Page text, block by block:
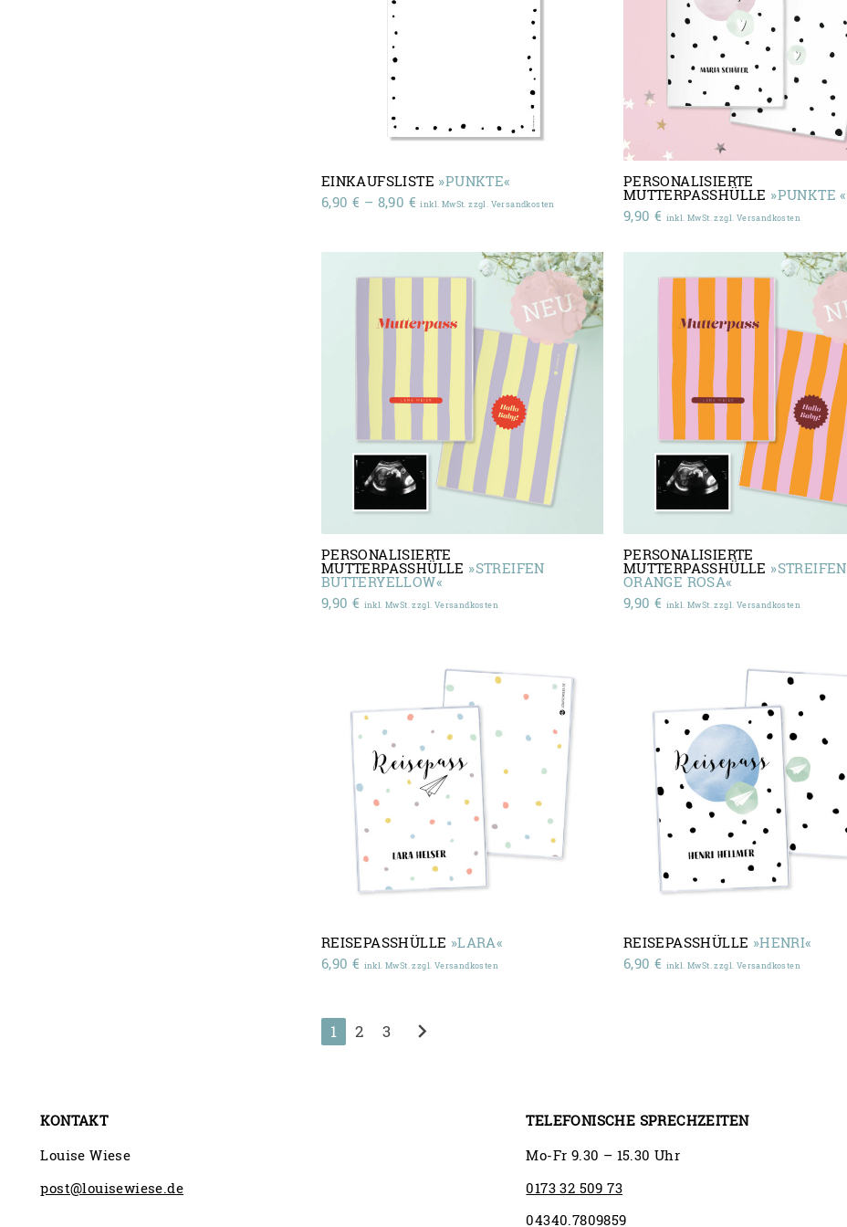
EINKAUFSLISTE »PUNKTE«
6,90 € – 8,90 €Preisspanne:
inkl. MwSt. zzgl. Versandkosten
PERSONALISIERTE
MUTTERPASSHÜLLE »PUNKTE «
9,90 € inkl. MwSt. zzgl. Versandkosten
PERSONALISIERTE
MUTTERPASSHÜLLE »STREIFEN
BUTTERYELLOW«
9,90 € inkl. MwSt. zzgl. Versandkosten
PERSONALISIERTE
MUTTERPASSHÜLLE »STREIFEN
ORANGE ROSA«
9,90 € inkl. MwSt. zzgl. Versandkosten
REISEPASSHÜLLE »LARA«
6,90 € inkl. MwSt. zzgl. Versandkosten
REISEPASSHÜLLE »HENRI«
6,90 € inkl. MwSt. zzgl. Versandkosten
1 2 3 chevron_right
KONTAKT
Louise Wiese
post@louisewiese.de
TELEFONISCHE SPRECHZEITEN
Mo-Fr 9.30 – 15.30 Uhr
0173 32 509 73
04340.7809859